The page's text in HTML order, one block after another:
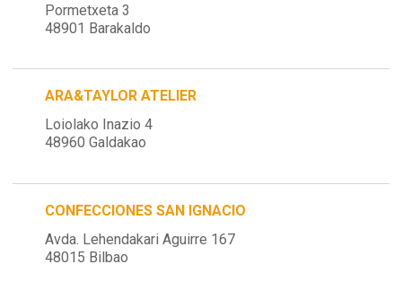
Pormetxeta 3
48901 Barakaldo
ARA&TAYLOR ATELIER
Loiolako Inazio 4
48960 Galdakao
CONFECCIONES SAN IGNACIO
Avda. Lehendakari Aguirre 167
48015 Bilbao